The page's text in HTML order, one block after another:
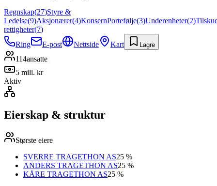
Regnskap(27)Styre &
Ledelse(9)Aksjonærer(4)KonsernPortefølje(3)Underenheter(2)
rettigheter(7)
Ring
E-post Nettside Kart Lagre
114ansatte
5 mill. kr
Aktiv
Eierskap & struktur
Største eiere
SVERRE TRAGETHON AS25 %
ANDERS TRAGETHON AS25 %
KÅRE TRAGETHON AS25 %